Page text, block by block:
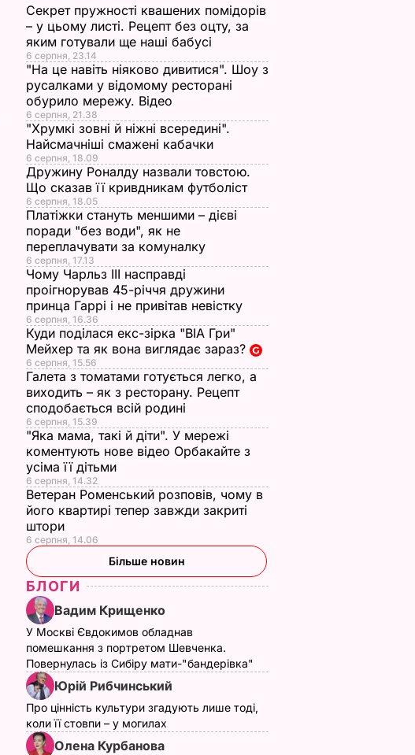
Секрет пружності квашених помідорів
– у цьому листі. Рецепт без оцту, за
яким готували ще наші бабусі
6 серпня, 23.14
"На це навіть ніяково дивитися". Шоу з
русалками у відомому ресторані
обурило мережу. Відео
6 серпня, 21.38
"Хрумкі зовні й ніжні всередині".
Найсмачніші смажені кабачки
6 серпня, 18.09
Дружину Роналду назвали товстою.
Що сказав її кривдникам футболіст
6 серпня, 18.05
Платіжки стануть меншими – дієві
поради "без води", як не
переплачувати за комуналку
6 серпня, 17.13
Чому Чарльз III насправді
проігнорував 45-річчя дружини
принца Гаррі і не привітав невістку
6 серпня, 16.36
Куди поділася екс-зірка "ВІА Гри"
Мейхер та як вона виглядає зараз?
6 серпня, 15.56
Галета з томатами готується легко, а
виходить – як з ресторану. Рецепт
сподобається всій родині
6 серпня, 15.39
"Яка мама, такі й діти". У мережі
коментують нове відео Орбакайте з
усіма її дітьми
6 серпня, 14.32
Ветеран Роменський розповів, чому в
його квартирі тепер завжди закриті
штори
6 серпня, 14.06
Більше новин
БЛОГИ
Вадим Крищенко
У Москві Євдокимов обладнав
помешкання з портретом Шевченка.
Повернулась із Сибіру мати-"бандерівка"
Юрій Рибчинський
Про цінність культури згадують лише тоді,
коли її стовпи – у могилах
Олена Курбанова